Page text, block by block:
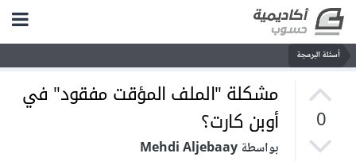
أسئلة البرمجة
0
مشكلة "الملف المؤقت مفقود" في
أوبن كارت؟
بواسطة Mehdi Aljebaay